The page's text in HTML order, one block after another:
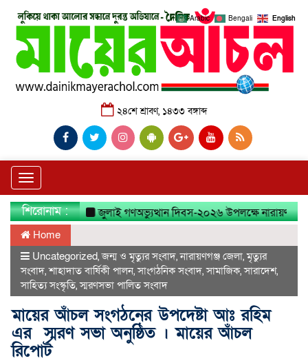
২৪শে শ্রাবণ, ১৪৩৩ বঙ্গাব্দ
Toggle
navigation
শিরোনাম : জুলাই গণঅভ্যুত্থান দিবস-২০২৬ উপলক্ষে নারায়ণগঞ্জ
Home
Uncategorized,জন্ম ও মৃত্যুর সংবাদ,নারায়ণগঞ্জ জেলা,মৃত্যুর
সংবাদ,শাহাদাত বার্ষিকী পালন,সাংগঠনিক সংবাদ,সামাজিক,সারাদেশ,
সাহিত্য সংস্কৃতি,স্মরণসভা পালিত সংবাদ
মায়ের আঁচল সংগঠনের উপদেষ্টা আঃ রহিম
এর স্মরণ সভা অনুষ্ঠিত । মায়ের আঁচল
রিপোর্ট
Arabic Bengali English